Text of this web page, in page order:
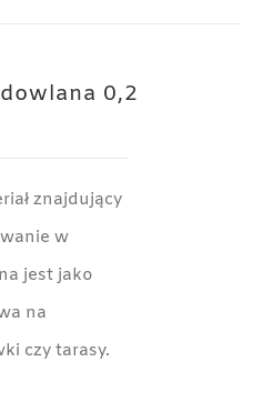
0,2
znajdujący
w
jest jako
na
czy tarasy.